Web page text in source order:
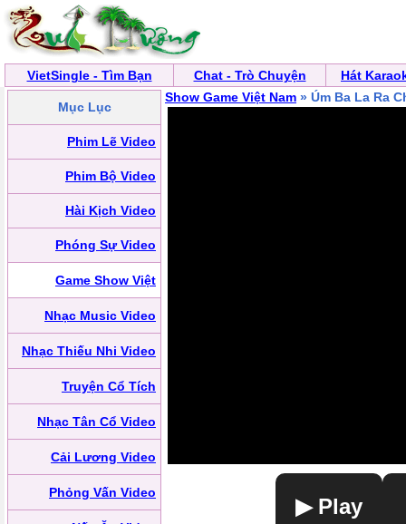
VietSingle - Tìm Bạn Chat - Trò Chuyện Hát
Mục Lục
Phim Lẽ Video
Phim Bộ Video
Hài Kịch Video
Phóng Sự Video
Game Show Việt
Nhạc Music Video
Nhạc Thiếu Nhi Video
Truyện Cổ Tích
Nhạc Tân Cổ Video
Cải Lương Video
Phỏng Vấn Video
Show Game Việt Nam » Úm Ba La Ra
▶ Play